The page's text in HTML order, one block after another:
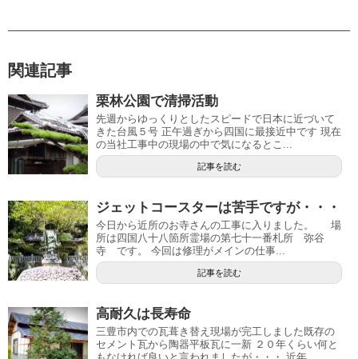
関連記事
栗林公園で清掃活動
先週からゆっくりとしたスピードで日本に近づいて
きた台風５号 正午過ぎから四国に最接近中です 現在
の当社工事中の現場の中で気になるとこ...
記事を読む
ジェットコースターは苦手ですが・・・
今日から近所のお寺さんの工事に入りました。 場
所は四国八十八箇所霊場の第七十一番札所 弥谷
寺 です。 今回は修理がメインの仕事...
記事を読む
高耐久は長寿命
三豊市内での瓦葺き替え現場が完工しました既存の
セメント瓦から陶器平板瓦に一新 ２０年くらい何と